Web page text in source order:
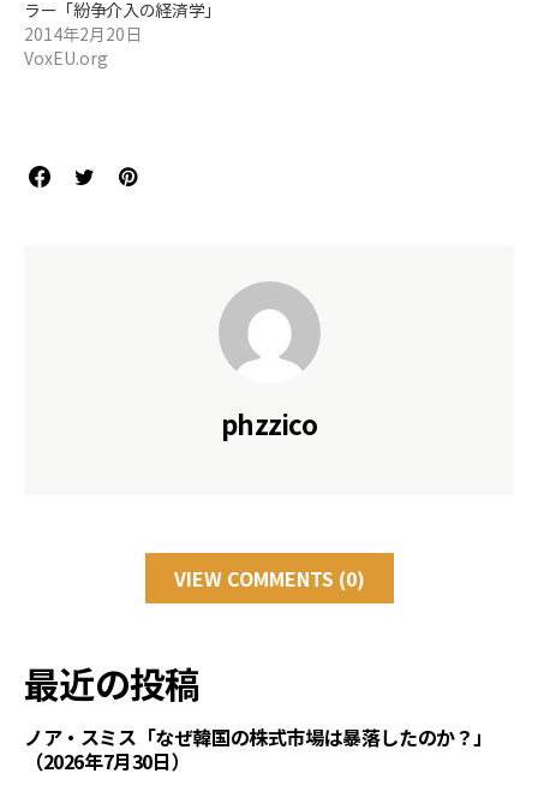
ラー「紛争介入の経済学」
2014年2月20日
VoxEU.org
phzzico
VIEW COMMENTS (0)
最近の投稿
ノア・スミス「なぜ韓国の株式市場は暴落したのか？」
（2026年7月30日）